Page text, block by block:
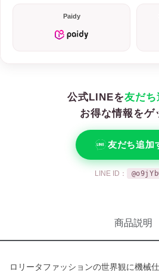
Paidy
公式LINEを友だち
お得な情報を
友だち追加
LINE ID：
商品説明
ロリータファッションの世界観に機械